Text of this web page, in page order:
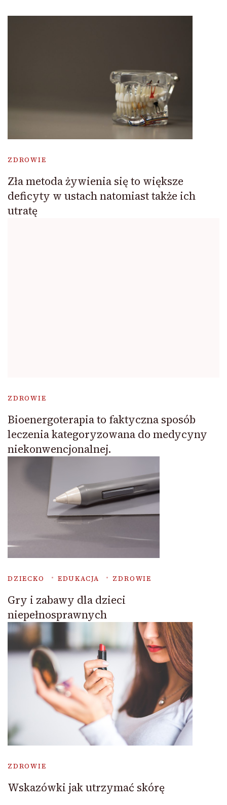
ZDROWIE
Zła metoda żywienia się to większe
deficyty w ustach natomiast także ich
utratę
ZDROWIE
Bioenergoterapia to faktyczna sposób
leczenia kategoryzowana do medycyny
niekonwencjonalnej.
DZIECKO EDUKACJA ZDROWIE
Gry i zabawy dla dzieci
niepełnosprawnych
ZDROWIE
Wskazówki jak utrzymać skórę